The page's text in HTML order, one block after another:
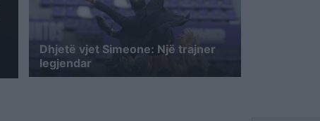
Dhjetë vjet Simeone: Një trajner
legjendar